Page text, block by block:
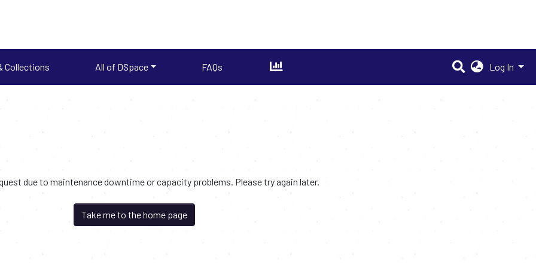
Collections All of DSpace FAQs Log In
due to maintenance downtime or capacity problems. Please try again later.
Take me to the home page